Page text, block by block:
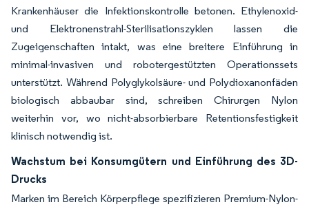
Krankenhäuser die Infektionskontrolle betonen. Ethylenoxid-
und Elektronenstrahl-Sterilisationszyklen lassen die
Zugeigenschaften intakt, was eine breitere Einführung in
minimal-invasiven und robotergestützten Operationssets
unterstützt. Während Polyglykolsäure- und Polydioxanonfäden
biologisch abbaubar sind, schreiben Chirurgen Nylon
weiterhin vor, wo nicht-absorbierbare Retentionsfestigkeit
klinisch notwendig ist.
Wachstum bei Konsumgütern und Einführung des 3D-
Drucks
Marken im Bereich Körperpflege spezifizieren Premium-Nylon-